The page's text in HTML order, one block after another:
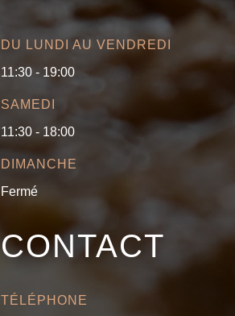
DU LUNDI AU VENDREDI
11:30 - 19:00
SAMEDI
11:30 - 18:00
DIMANCHE
Fermé
CONTACT
TÉLÉPHONE